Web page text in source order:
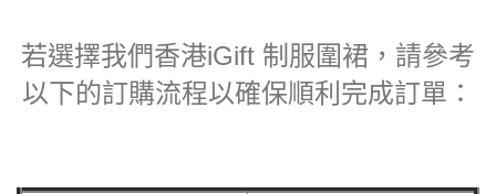
若選擇我們香港iGift 制服圍裙，請參考
以下的訂購流程以確保順利完成訂單：